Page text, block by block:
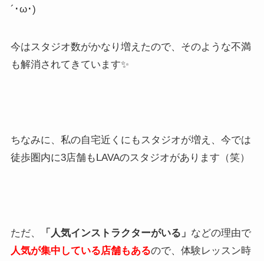
´･ω･)
今はスタジオ数がかなり増えたので、そのような不満
も解消されてきています✨
ちなみに、私の自宅近くにもスタジオが増え、今では
徒歩圏内に3店舗もLAVAのスタジオがあります（笑）
ただ、 「人気インストラクターがいる」 などの理由で
人気が集中している店舗もあるので、体験レッスン時